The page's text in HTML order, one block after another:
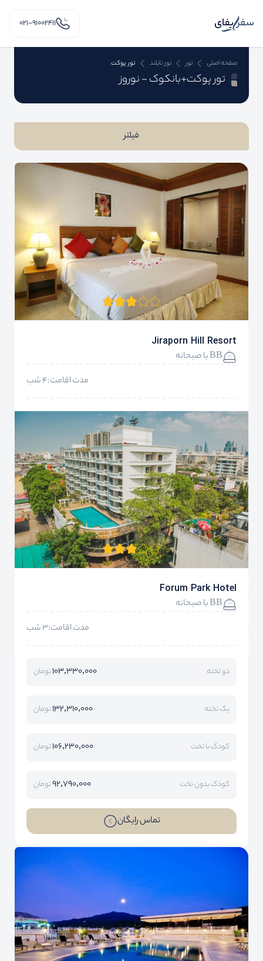
۰۲۱-91002411
صفحه اصلی تور تور تایلند تور پوکت
تور پوکت+بانکوک - نوروز
فیلتر
Jiraporn Hill Resort
BB با صبحانه
مدت اقامت:4 شب
Forum Park Hotel
BB با صبحانه
مدت اقامت:3 شب
دو تخته 103,330,000تومان
یک تخته 132,310,000تومان
کودک با تخت 106,230,000تومان
کودک بدون تخت 92,790,000تومان
تماس رایگان